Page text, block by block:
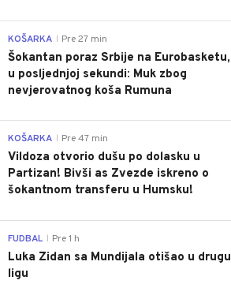
KOŠARKA Pre 27 min
Šokantan poraz Srbije na Eurobasketu,
u posljednjoj sekundi: Muk zbog
nevjerovatnog koša Rumuna
KOŠARKA Pre 47 min
Vildoza otvorio dušu po dolasku u
Partizan! Bivši as Zvezde iskreno o
šokantnom transferu u Humsku!
FUDBAL Pre 1 h
Luka Zidan sa Mundijala otišao u drugu
ligu